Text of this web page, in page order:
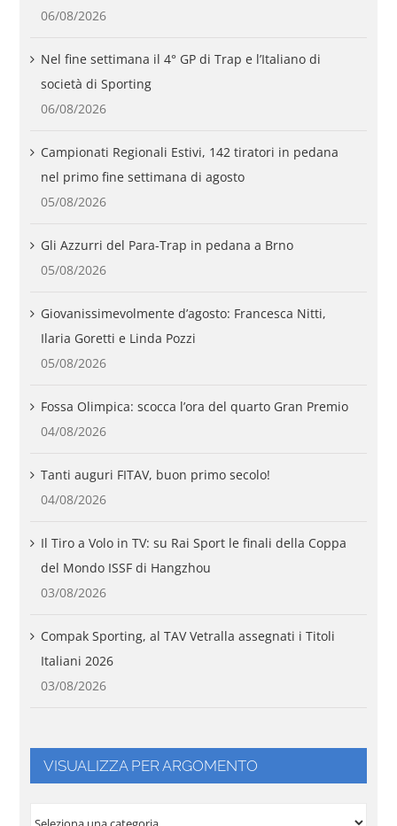
06/08/2026
Nel fine settimana il 4° GP di Trap e l’Italiano di
società di Sporting
06/08/2026
Campionati Regionali Estivi, 142 tiratori in pedana
nel primo fine settimana di agosto
05/08/2026
Gli Azzurri del Para-Trap in pedana a Brno
05/08/2026
Giovanissimevolmente d’agosto: Francesca Nitti,
Ilaria Goretti e Linda Pozzi
05/08/2026
Fossa Olimpica: scocca l’ora del quarto Gran Premio
04/08/2026
Tanti auguri FITAV, buon primo secolo!
04/08/2026
Il Tiro a Volo in TV: su Rai Sport le finali della Coppa
del Mondo ISSF di Hangzhou
03/08/2026
Compak Sporting, al TAV Vetralla assegnati i Titoli
Italiani 2026
03/08/2026
VISUALIZZA PER ARGOMENTO